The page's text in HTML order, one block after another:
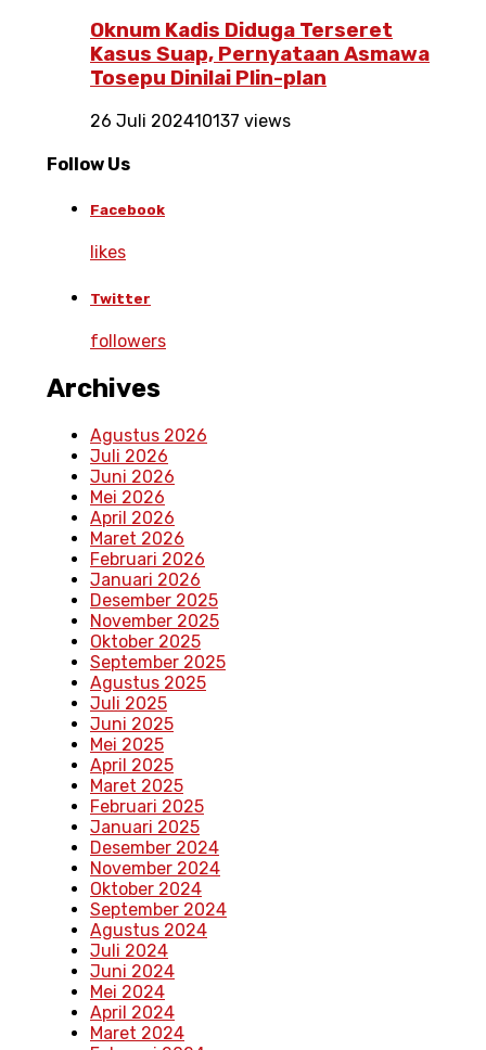
Oknum Kadis Diduga Terseret
Kasus Suap, Pernyataan Asmawa
Tosepu Dinilai Plin-plan
26 Juli 202410137 views
Follow Us
Facebook
likes
Twitter
followers
Archives
Agustus 2026
Juli 2026
Juni 2026
Mei 2026
April 2026
Maret 2026
Februari 2026
Januari 2026
Desember 2025
November 2025
Oktober 2025
September 2025
Agustus 2025
Juli 2025
Juni 2025
Mei 2025
April 2025
Maret 2025
Februari 2025
Januari 2025
Desember 2024
November 2024
Oktober 2024
September 2024
Agustus 2024
Juli 2024
Juni 2024
Mei 2024
April 2024
Maret 2024